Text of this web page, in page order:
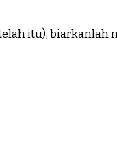
itu), biarkanlah